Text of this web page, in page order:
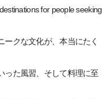
for people seeking
ークな文化が、本当にたく
った風習、そして料理に至